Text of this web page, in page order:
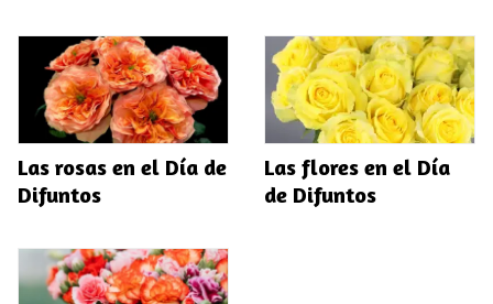
Las rosas en el Día de
Difuntos
Las flores en el Día
de Difuntos